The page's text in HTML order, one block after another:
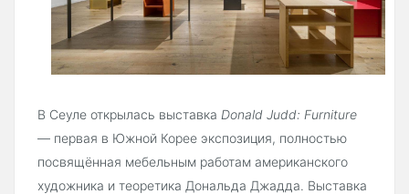
В Сеуле открылась выставка Donald Judd: Furniture
— первая в Южной Корее экспозиция, полностью
посвящённая мебельным работам американского
художника и теоретика Дональда Джадда. Выставка